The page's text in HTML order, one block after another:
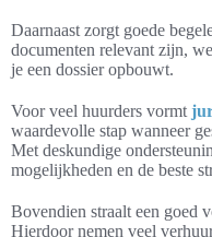
Daarnaast zorgt goede
documenten relevant zijn,
je een dossier opbouwt.
Voor veel huurders vormt
waardevolle stap wanneer
Met deskundige
mogelijkheden en de beste
Bovendien straalt een goed
Hierdoor nemen veel